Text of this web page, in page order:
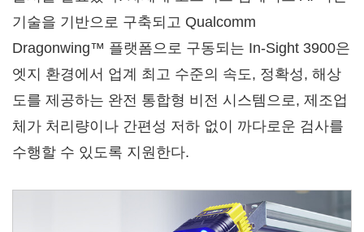
기술을 기반으로 구축되고 Qualcomm
Dragonwing™ 플랫폼으로 구동되는 In-Sight 3900은
엣지 환경에서 업계 최고 수준의 속도, 정확성, 해상
도를 제공하는 완전 통합형 비전 시스템으로, 제조업
체가 처리량이나 간편성 저하 없이 까다로운 검사를
수행할 수 있도록 지원한다.